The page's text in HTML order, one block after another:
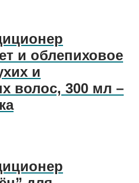
и облепиховое
и
волос, 300 мл –